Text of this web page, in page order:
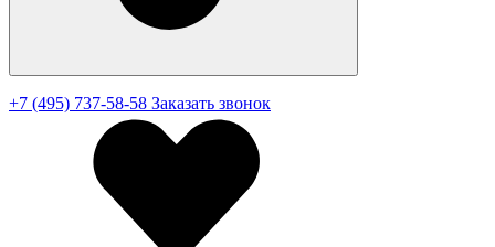
+7 (495) 737-58-58 Заказать звонок